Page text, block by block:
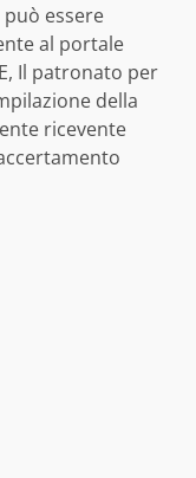
essere
al portale
Il patronato per
della
ricevente